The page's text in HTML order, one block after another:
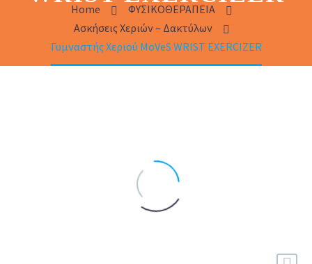
Home
ΦΥΣΙΚΟΘΕΡΑΠΕΙΑ
Ασκήσεις Χεριών – Δακτύλων
Γυμναστής Χεριού MoVeS WRIST EXERCIZER